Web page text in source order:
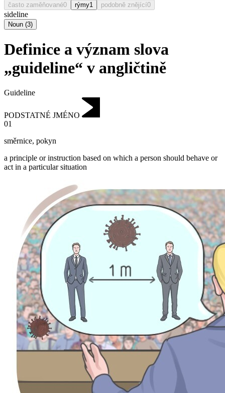
často zaměňované0 rýmy1 podobně znějící0
sideline
Noun (3)
Definice a význam slova
„guideline“ v angličtině
Guideline
PODSTATNÉ JMÉNO
01
směrnice, pokyn
a principle or instruction based on which a person should behave or
act in a particular situation